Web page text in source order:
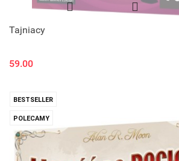
Tajniacy
59.00
BESTSELLER
POLECAMY